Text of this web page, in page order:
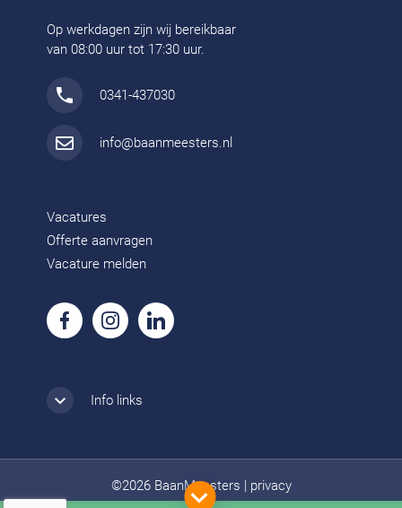
Op werkdagen zijn wij bereikbaar
van 08:00 uur tot 17:30 uur.
0341-437030
info@baanmeesters.nl
Vacatures
Offerte aanvragen
Vacature melden
Info links
©2026 BaanMeesters privacy